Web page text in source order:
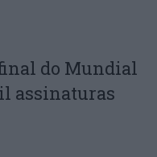
do Mundial
assinaturas